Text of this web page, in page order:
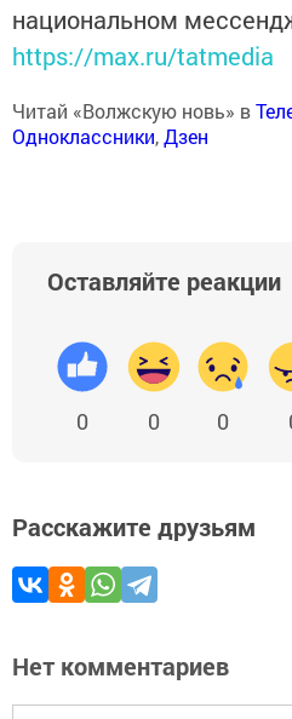
национальном
https://max.ru/tatmedia
Читай «Волжскую новь» в
Одноклассники,Дзен
Оставляйте реакции
0 0 0
Расскажите друзьям
Нет комментариев